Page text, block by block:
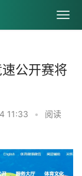
公开赛将
11:33 •
阅读